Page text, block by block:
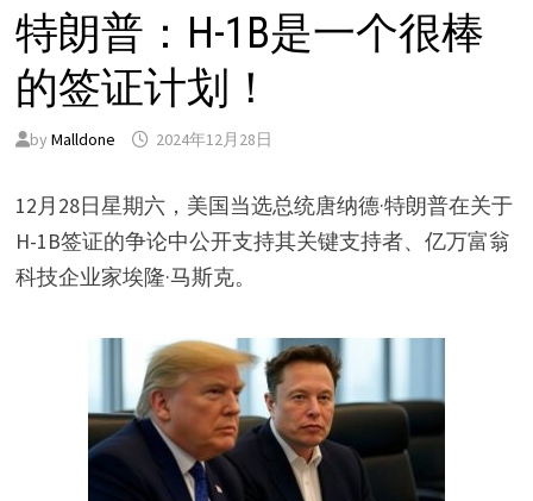
特朗普：H-1B是一个很棒
的签证计划！
by Malldone 2024年12月28日
12月28日星期六，美国当选总统唐纳德·特朗普在关于
H-1B签证的争论中公开支持其关键支持者、亿万富翁
科技企业家埃隆·马斯克。